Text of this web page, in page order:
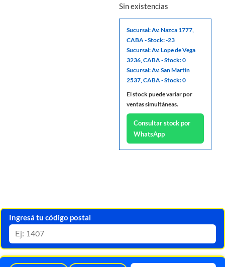
Sin existencias
Sucursal: Av. Nazca 1777,
CABA - Stock: -23
Sucursal: Av. Lope de Vega
3236, CABA - Stock: 0
Sucursal: Av. San Martin
2537, CABA - Stock: 0
El stock puede variar por
ventas simultáneas.
Consultar stock por
WhatsApp
Ingresá tu código postal